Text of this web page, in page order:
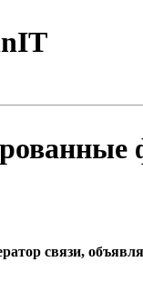
связи,